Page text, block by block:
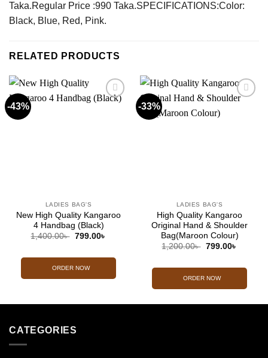
Taka.Regular Price :990 Taka.SPECIFICATIONS:Color:
Black, Blue, Red, Pink.
RELATED PRODUCTS
-43%
LADIES BAG'S
New High Quality Kangaroo
4 Handbag (Black)
1,400.00৳ Original
1,400.00৳ .
799.00৳
799.00৳ .
ORDER NOW
-33%
LADIES BAG'S
High Quality Kangaroo
Original Hand & Shoulder
Bag(Maroon Colour)
1,200.00৳ Original
1,200.00৳ .
799.00৳
799.00৳
ORDER NOW
CATEGORIES